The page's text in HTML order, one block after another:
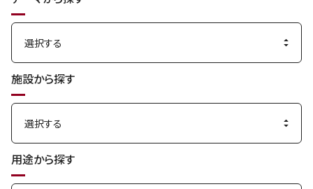
施設から探す
用途から探す